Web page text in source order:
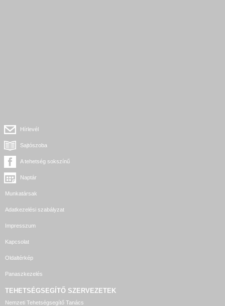
Hírlevél
Sajtószoba
A tehetség sokszínű
Naptár
Munkatársak
Adatkezelési szabályzat
Impresszum
Kapcsolat
Oldaltérkép
Panaszkezelés
TEHETSÉGSEGÍTŐ SZERVEZETEK
Nemzeti Tehetségsegítő Tanács